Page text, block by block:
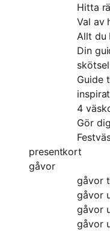
Hitta
Val av
Allt du
Din
Guide
4
Gör
presentkort
gåvor
gåvor
gåvor
gåvor
gåvor